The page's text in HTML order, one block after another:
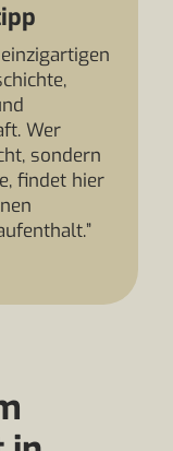
Wer
sondern
findet hier